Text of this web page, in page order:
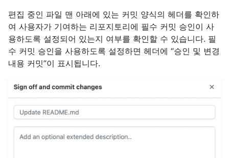
편집 중인 파일 맨 아래에 있는 커밋 양식의 헤더를 확인하
여 사용자가 기여하는 리포지토리에 필수 커밋 승인이 사
용하도록 설정되어 있는지 여부를 확인할 수 있습니다. 필
수 커밋 승인을 사용하도록 설정하면 헤더에 “승인 및 변경
내용 커밋”이 표시됩니다.